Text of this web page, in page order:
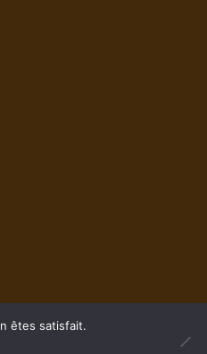
êtes satisfait.